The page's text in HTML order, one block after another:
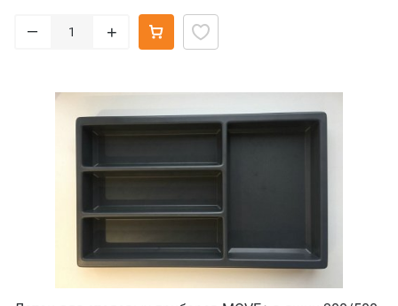
– +